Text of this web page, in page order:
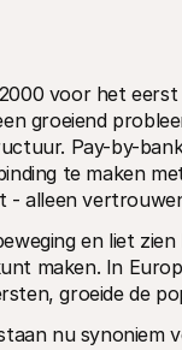
voor het
groeiend
Pay-by-
te maken
alleen
en liet
maken. In
groeide de
nu synoniem